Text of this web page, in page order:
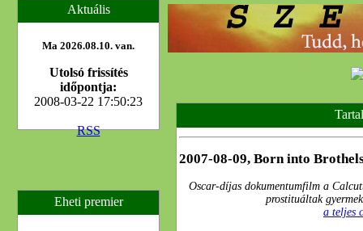
Aktuális
Ma 2026.08.10. van.
Utolsó frissítés
időpontja:
2008-03-22 17:50:23
RSS
2007-08-09, Born into
Oscar-díjas dokumentumfilm a
prostituáltak
a teljes
Eheti premier